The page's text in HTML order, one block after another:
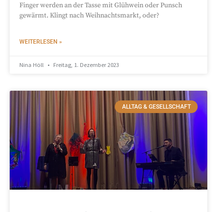
Finger werden an der Tasse mit Glühwein oder Punsch
gewärmt. Klingt nach Weihnachtsmarkt, oder?
WEITERLESEN »
Nina Höll Freitag, 1. Dezember 2023
ALLTAG & GESELLSCHAFT